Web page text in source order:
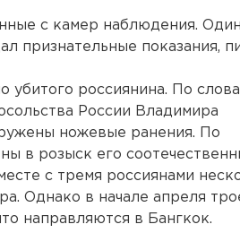
с камер наблюдения.
признательные показания,
убитого россиянина. По
России Владимира
ножевые ранения. По
в розыск его
с тремя россиянами
Однако в начале апреля
направляются в Бангкок.